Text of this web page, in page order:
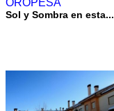
OROPESA
Sol y Sombra en esta...